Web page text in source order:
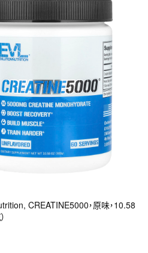
CREATINE5000，原味，10.58